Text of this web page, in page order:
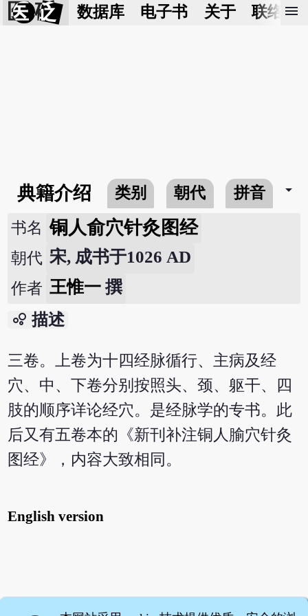
医 砭 数据库 电子书 关于 联络我
menu
典籍介绍 类别 朝代 拼音 arrow_drop_down
书名 铜人俞穴针灸图经
朝代 宋, 成书于1026 AD
作者 王惟一 撰
bubble_chart 描述
三卷。上卷为十四经脉循行、主病及经
穴、中、下卷分别按照头、颈、躯干、四
肢的顺序详论经穴。是经脉学的专书。此
后又有五卷本的《新刊补注铜人腧穴针灸
图经》，内容大致相同。
English version